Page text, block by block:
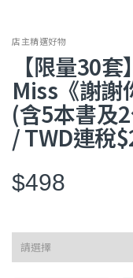
店主精選好物
【限量30
Miss《謝謝
(含5本書及
/ TWD連稅
$498